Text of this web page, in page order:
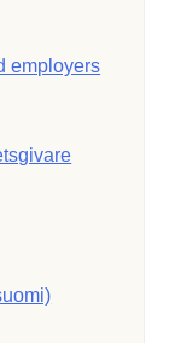
employers